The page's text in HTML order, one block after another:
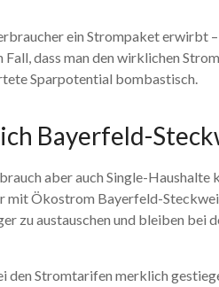
ein Strompaket
dass man den wirklichen
Sparpotential bombastisch.
Bayerfeld-
aber auch Single-
Ökostrom Bayerfeld-
zu austauschen und bleiben
den Stromtarifen merklich